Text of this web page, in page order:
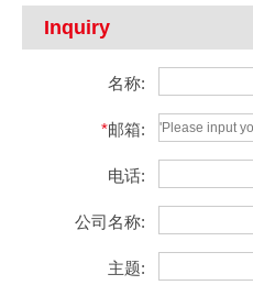
Inquiry
名称:
*邮箱:
电话:
公司名称:
主题: